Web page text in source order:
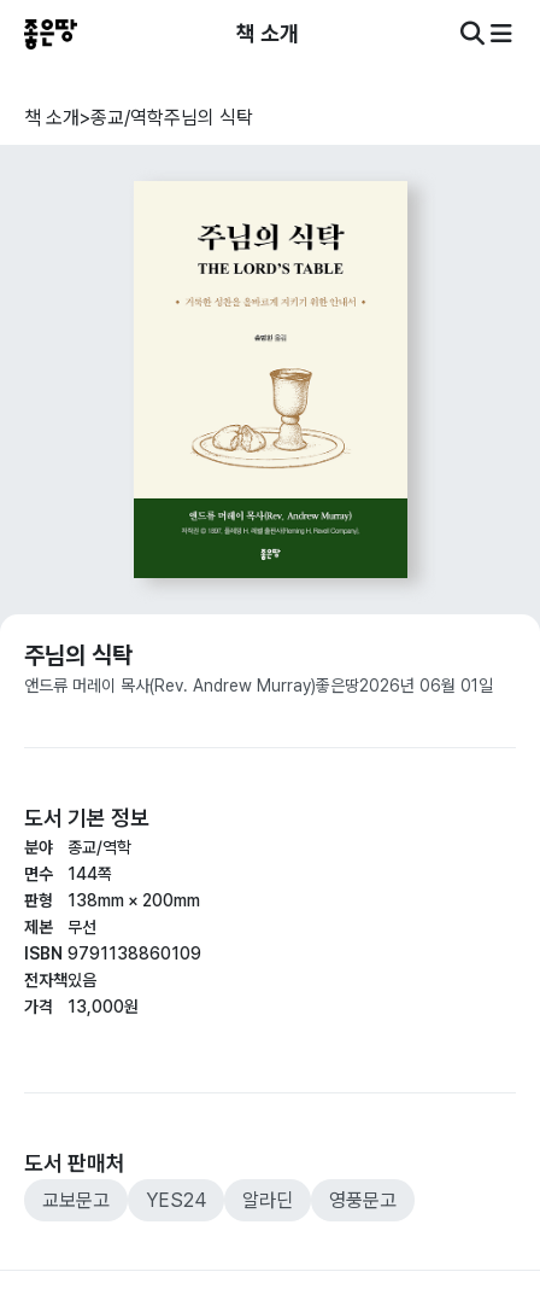
책 소개
책 소개>종교/역학주님의 식탁
주님의 식탁
앤드류 머레이 목사(Rev. Andrew Murray)좋은땅2026년 06월 01일
도서 기본 정보
분야
면수
판형
제본
ISBN
전자책
가격
종교/역학
144쪽
138mm × 200mm
무선
9791138860109
있음
13,000원
도서 판매처
교보문고 YES24 알라딘 영풍문고